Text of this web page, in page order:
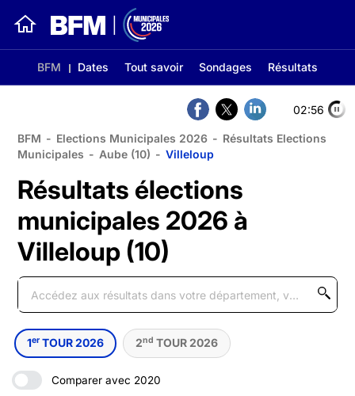
BFM Dates Tout savoir Sondages Résultats
02:56
BFM - Elections Municipales 2026 - Résultats Elections
Municipales - Aube (10) - Villeloup
Résultats élections
municipales 2026 à
Villeloup (10)
1er TOUR 2026 2nd TOUR 2026
Comparer avec 2020